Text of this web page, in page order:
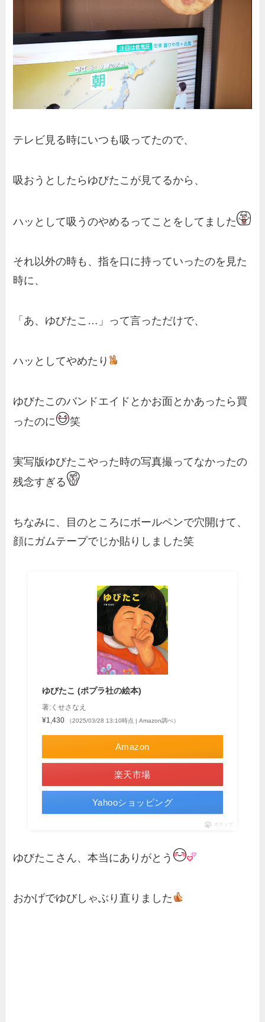
テレビ見る時にいつも吸ってたので、
吸おうとしたらゆびたこが見てるから、
ハッとして吸うのやめるってことをしてました
それ以外の時も、指を口に持っていったのを見た
時に、
「あ、ゆびたこ…」って言っただけで、
ハッとしてやめたり
ゆびたこのバンドエイドとかお面とかあったら買
ったのに
笑
実写版ゆびたこやった時の写真撮ってなかったの
残念すぎる
ちなみに、目のところにボールペンで穴開けて、
顔にガムテープでじか貼りしました笑
ゆびたこ (ポプラ社の絵本)
著:くせさなえ
¥1,430
（2025/03/28 13:10時点 | Amazon調べ）
Amazon
楽天市場
Yahooショッピング
ポチップ
ゆびたこさん、本当にありがとう
おかげでゆびしゃぶり直りました